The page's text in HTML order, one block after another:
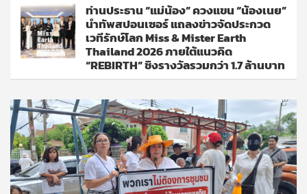
ท่านประธาน “แม่น้อง” ควงแขน “น้องเนย”
นำทัพสปอนเซอร์ แถลงข่าวจัดประกวด
เวทีรักษ์โลก Miss & Mister Earth
Thailand 2026 ภายใต้แนวคิด
“REBIRTH” ชิงรางวัลรวมกว่า 1.7 ล้านบาท